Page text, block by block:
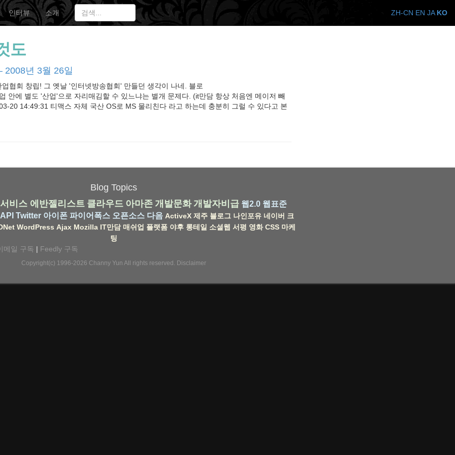
인터뷰 소개
도
2008년 3월 26일
협회 창립! 그 옛날 '인터넷방송협회' 만들던 생각이 나네. 블로
안에 별도 '산업'으로 자리매김할 수 있느냐는 별개 문제다. (it만담 항상 처음엔 메이저 빼
20 14:49:31 티맥스 자체 국산 OS로 MS 물리친다 라고 하는데 충분히 그럴 수 있다고 본
Blog Topics
비스 에반젤리스트 클라우드 아마존 개발문화 개발자비급 웹2.0 웹표준
Twitter 아이폰 파이어폭스 오픈소스 다음 ActiveX 제주 블로그 나인포유 네이버 크
WordPress Ajax Mozilla IT만담 매쉬업 플랫폼 야후 롱테일 소셜웹 서평 영화 CSS 마케
팅
메일 구독 | Feedly 구독
Copyright(c) 1996-2026 Channy Yun All rights reserved. Disclaimer
ZH-CN EN JA KO